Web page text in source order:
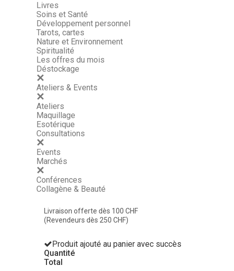
Livres
Soins et Santé
Développement personnel
Tarots, cartes
Nature et Environnement
Spiritualité
Les offres du mois
Déstockage
Ateliers & Events
Ateliers
Maquillage
Esotérique
Consultations
Events
Marchés
Conférences
Collagène & Beauté
Livraison offerte dès 100 CHF
(Revendeurs dès 250 CHF)
Produit ajouté au panier avec succès
Quantité
Total